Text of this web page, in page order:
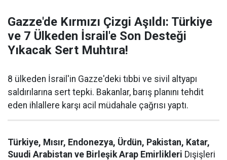
Gazze'de Kırmızı Çizgi Aşıldı: Türkiye
ve 7 Ülkeden İsrail'e Son Desteği
Yıkacak Sert Muhtıra!
8 ülkeden İsrail'in Gazze'deki tıbbi ve sivil altyapı
saldırılarına sert tepki. Bakanlar, barış planını tehdit
eden ihlallere karşı acil müdahale çağrısı yaptı.
Türkiye, Mısır, Endonezya, Ürdün, Pakistan, Katar,
Suudi Arabistan ve Birleşik Arap Emirlikleri Dışişleri